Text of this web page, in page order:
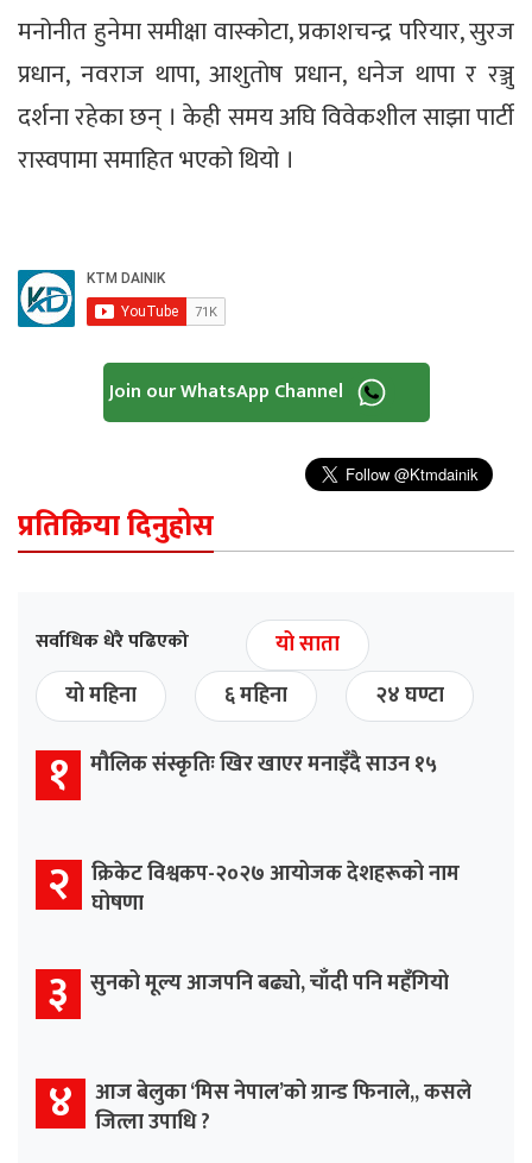
मनोनीत हुनेमा समीक्षा वास्कोटा, प्रकाशचन्द्र परियार, सुरज
प्रधान, नवराज थापा, आशुतोष प्रधान, धनेज थापा र रञ्जु
दर्शना रहेका छन् । केही समय अघि विवेकशील साझा पार्टी
रास्वपामा समाहित भएको थियो ।
Join our WhatsApp Channel
प्रतिक्रिया दिनुहोस
सर्वाधिक धेरै पढिएको
यो साता
यो महिना
६ महिना २४ घण्टा
१ मौलिक संस्कृतिः खिर खाएर मनाइँदै साउन १५
२ क्रिकेट विश्वकप-२०२७ आयोजक देशहरूको नाम
घोषणा
३ सुनको मूल्य आजपनि बढ्यो, चाँदी पनि महँगियो
४ आज बेलुका ‘मिस नेपाल’को ग्रान्ड फिनाले,, कसले
जित्ला उपाधि ?